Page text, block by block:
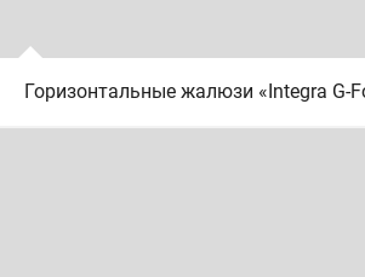
Горизонтальные жалюзи «Integra G-